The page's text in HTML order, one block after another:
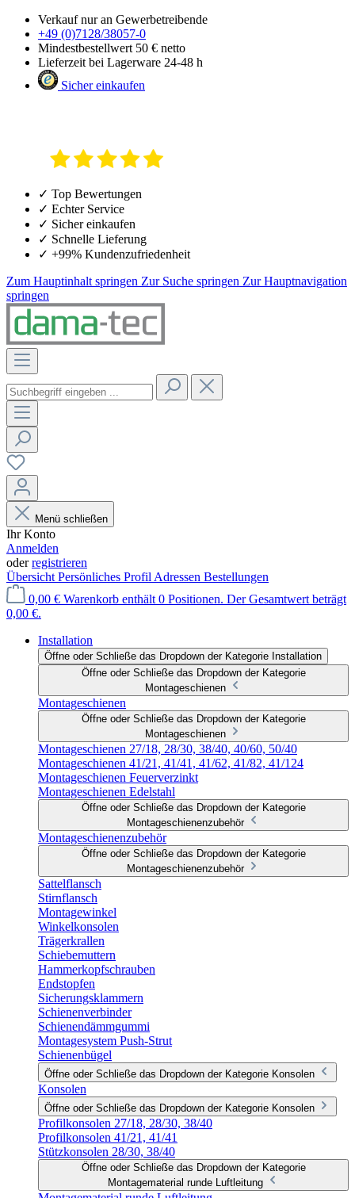
Verkauf nur an Gewerbetreibende
+49 (0)7128/38057-0
Mindestbestellwert 50 € netto
Lieferzeit bei Lagerware 24-48 h
Sicher einkaufen
✓ Top Bewertungen
✓ Echter Service
✓ Sicher einkaufen
✓ Schnelle Lieferung
✓ +99% Kundenzufriedenheit
Zum Hauptinhalt springen Zur Suche springen Zur Hauptnavigation
springen
Menü schließen
Ihr Konto
Anmelden
oderregistrieren
Übersicht Persönliches Profil Adressen Bestellungen
0,00 € Warenkorb enthält 0 Positionen. Der Gesamtwert beträgt
0,00 €.
Installation
Öffne oder Schließe das Dropdown der Kategorie Installation
Öffne oder Schließe das Dropdown der Kategorie
Montageschienen
Montageschienen
Öffne oder Schließe das Dropdown der Kategorie
Montageschienen
Montageschienen 27/18, 28/30, 38/40, 40/60, 50/40
Montageschienen 41/21, 41/41, 41/62, 41/82, 41/124
Montageschienen Feuerverzinkt
Montageschienen Edelstahl
Öffne oder Schließe das Dropdown der Kategorie
Montageschienenzubehör
Montageschienenzubehör
Öffne oder Schließe das Dropdown der Kategorie
Montageschienenzubehör
Sattelflansch
Stirnflansch
Montagewinkel
Winkelkonsolen
Trägerkrallen
Schiebemuttern
Hammerkopfschrauben
Endstopfen
Sicherungsklammern
Schienenverbinder
Schienendämmgummi
Montagesystem Push-Strut
Schienenbügel
Öffne oder Schließe das Dropdown der Kategorie Konsolen
Konsolen
Öffne oder Schließe das Dropdown der Kategorie Konsolen
Profilkonsolen 27/18, 28/30, 38/40
Profilkonsolen 41/21, 41/41
Stützkonsolen 28/30, 38/40
Öffne oder Schließe das Dropdown der Kategorie
Montagematerial runde Luftleitung